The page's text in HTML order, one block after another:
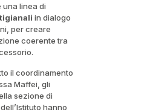
una linea di
in dialogo
per creare
coerente tra
il coordinamento
Maffei, gli
sezione di
hanno